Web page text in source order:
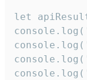
let